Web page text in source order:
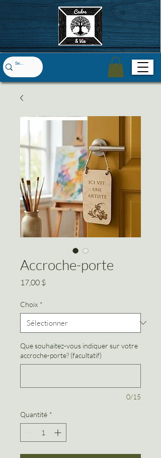
Accroche-porte
17,00 $Prix
Choix *
Que souhaitez-vous indiquer sur votre
accroche-porte? (facultatif)
0/15
Quantité *